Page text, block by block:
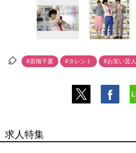
#若槻千夏 #タレント #お笑い芸人
求人特集